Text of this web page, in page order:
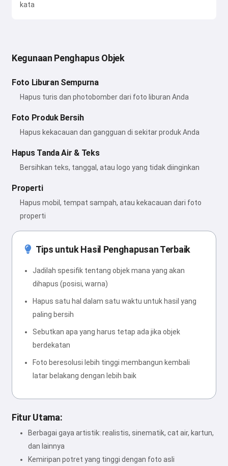
kata
Kegunaan Penghapus Objek
Foto Liburan Sempurna
Hapus turis dan photobomber dari foto liburan Anda
Foto Produk Bersih
Hapus kekacauan dan gangguan di sekitar produk Anda
Hapus Tanda Air & Teks
Bersihkan teks, tanggal, atau logo yang tidak diinginkan
Properti
Hapus mobil, tempat sampah, atau kekacauan dari foto
properti
Tips untuk Hasil Penghapusan Terbaik
Jadilah spesifik tentang objek mana yang akan
dihapus (posisi, warna)
Hapus satu hal dalam satu waktu untuk hasil yang
paling bersih
Sebutkan apa yang harus tetap ada jika objek
berdekatan
Foto beresolusi lebih tinggi membangun kembali
latar belakang dengan lebih baik
Fitur Utama:
Berbagai gaya artistik: realistis, sinematik, cat air, kartun,
dan lainnya
Kemiripan potret yang tinggi dengan foto asli